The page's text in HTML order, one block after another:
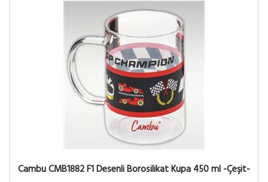
Cambu CMB1882 F1 Desenli Borosilikat Kupa 450 ml -Çeşit-